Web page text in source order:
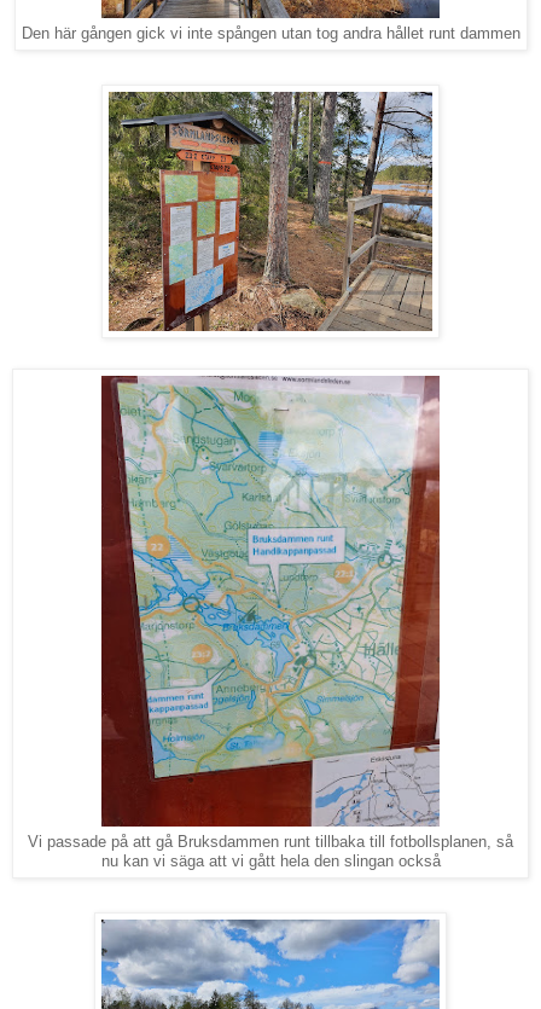
Den här gången gick vi inte spången utan tog andra hållet runt dammen
Vi passade på att gå Bruksdammen runt tillbaka till fotbollsplanen, så
nu kan vi säga att vi gått hela den slingan också